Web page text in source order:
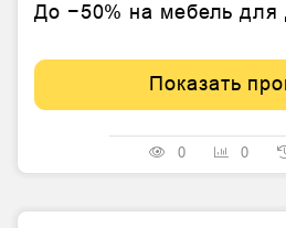
До −50% на мебель для
Показать
0 0